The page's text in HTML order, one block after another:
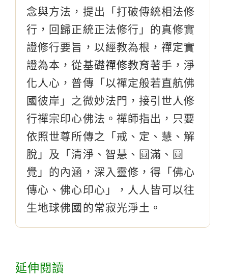
念與方法，提出「打破傳統相法修
行，回歸正統正法修行」的真修實
證修行要旨，以經教為根，禪定實
證為本，從基礎禪修教育著手，淨
化人心，普傳「以禪定般若直航佛
國彼岸」之微妙法門，接引世人修
行禪宗印心佛法。禪師指出，只要
依照世尊所傳之「戒、定、慧、解
脫」及「清淨、智慧、圓滿、圓
覺」的內涵，深入靈修，得「佛心
傳心、佛心印心」，人人皆可以往
生地球佛國的常寂光淨土。
延伸閱讀